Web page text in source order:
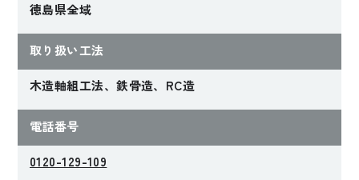
徳島県全域
取り扱い工法
木造軸組工法、鉄骨造、RC造
電話番号
0120-129-109